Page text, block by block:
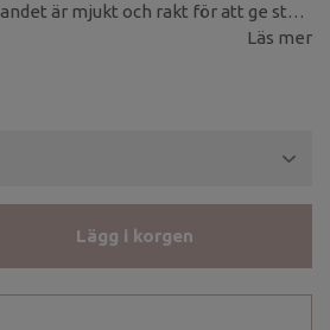
är mjukt och rakt för att ge stöd
av byxorna har av en lösareLäs mer
Lägg i korgen